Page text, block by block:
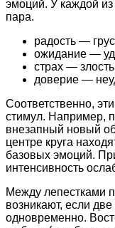
эмоций. У каждой
пара.
радость —
ожидание —
страх —
доверие —
Соответственно,
стимул. Например,
внезапный новый
центре круга
базовых эмоций.
интенсивность
Между лепестками
возникают, если
одновременно.